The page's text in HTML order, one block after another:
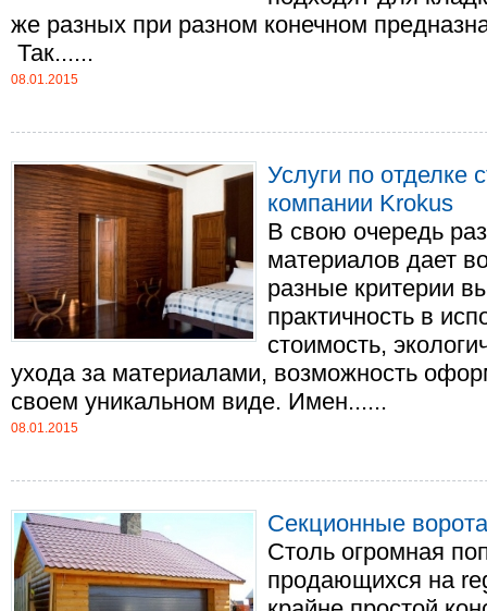
же разных при разном конечном
Так......
08.01.2015
Услуги по отделке
компании Krokus
В свою очередь
материалов дает
разные критерии
практичность в
стоимость,
ухода за материалами, возможность
своем уникальном виде. Имен......
08.01.2015
Секционные
Столь огромная
продающихся на